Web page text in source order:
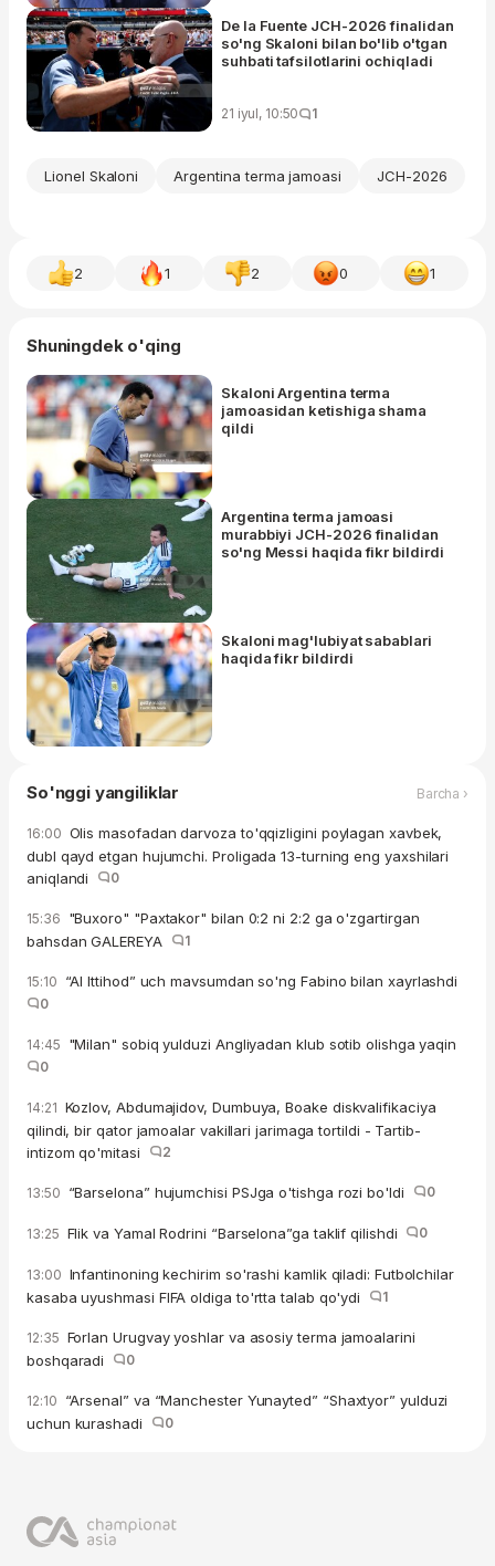
De la Fuente JCH-2026 finalidan
so'ng Skaloni bilan bo'lib o'tgan
suhbati tafsilotlarini ochiqladi
21 iyul, 10:50 1
Lionel Skaloni Argentina terma jamoasi JCH-2026
2 1 2 0 1
Shuningdek o'qing
Skaloni Argentina terma
jamoasidan ketishiga shama
qildi
Argentina terma jamoasi
murabbiyi JCH-2026 finalidan
so'ng Messi haqida fikr bildirdi
Skaloni mag'lubiyat sabablari
haqida fikr bildirdi
So'nggi yangiliklar Barcha ›
16:00 Olis masofadan darvoza to'qqizligini poylagan xavbek,
dubl qayd etgan hujumchi. Proligada 13-turning eng yaxshilari
aniqlandi
0
15:36 "Buxoro" "Paxtakor" bilan 0:2 ni 2:2 ga o'zgartirgan
bahsdan GALEREYA
1
15:10 “Al Ittihod” uch mavsumdan so'ng Fabino bilan xayrlashdi
0
14:45 "Milan" sobiq yulduzi Angliyadan klub sotib olishga yaqin
0
14:21 Kozlov, Abdumajidov, Dumbuya, Boake diskvalifikaciya
qilindi, bir qator jamoalar vakillari jarimaga tortildi - Tartib-
intizom qo'mitasi
2
13:50 “Barselona” hujumchisi PSJga o'tishga rozi bo'ldi 0
13:25 Flik va Yamal Rodrini “Barselona”ga taklif qilishdi 0
13:00 Infantinoning kechirim so'rashi kamlik qiladi: Futbolchilar
kasaba uyushmasi FIFA oldiga to'rtta talab qo'ydi
1
12:35 Forlan Urugvay yoshlar va asosiy terma jamoalarini
boshqaradi
0
12:10 “Arsenal” va “Manchester Yunayted” “Shaxtyor” yulduzi
uchun kurashadi
0